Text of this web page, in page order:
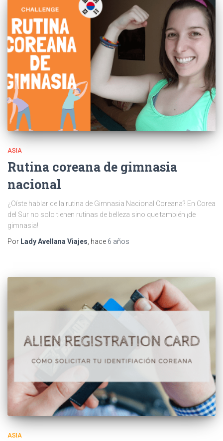
ASIA
Rutina coreana de gimnasia
nacional
¿Oíste hablar de la rutina de Gimnasia Nacional Coreana? En Corea
del Sur no solo tienen rutinas de belleza sino que también ¡de
gimnasia!
Por Lady Avellana Viajes , hace 6 años
ASIA